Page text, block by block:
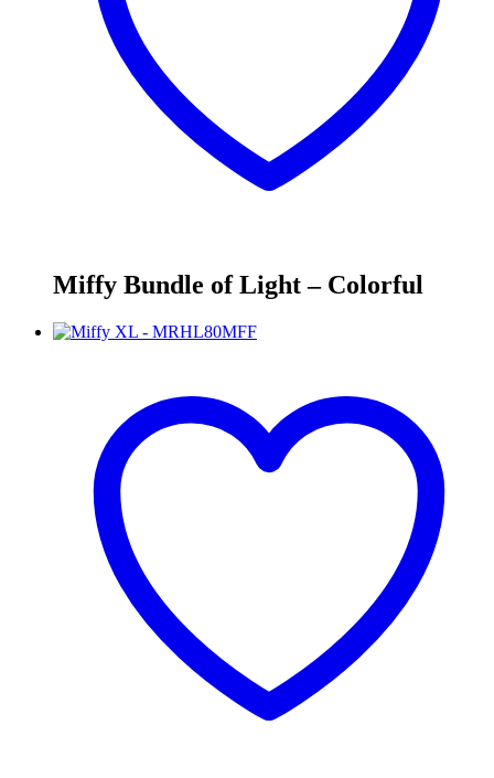
Miffy Bundle of Light – Colorful